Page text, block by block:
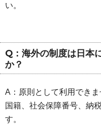
い。
Q：海外の制度は日本
か？
A：原則として利用でき
国籍、社会保障番号、納
す。